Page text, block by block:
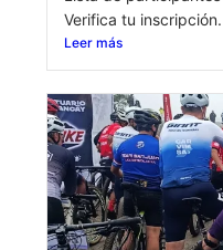
Verifica tu inscripción.
Leer más